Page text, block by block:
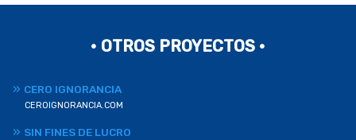
• OTROS PROYECTOS •
CERO IGNORANCIA
CEROIGNORANCIA.COM
SIN FINES DE LUCRO